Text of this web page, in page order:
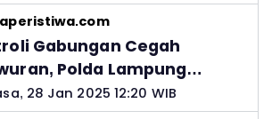
Gabungan Cegah
Polda Lampung
Peran Orang Tua
28 Jan 2025 12:20 WIB